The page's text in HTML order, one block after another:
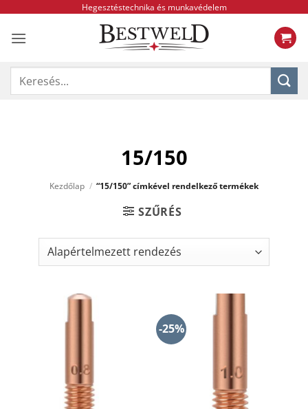
content
Hegesztéstechnika és munkavédelem
Keresés
15/150
Kezdőlap / “15/150” címkével rendelkező termékek
SZŰRÉS
-25%